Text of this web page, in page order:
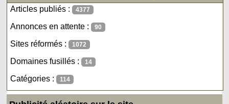
Articles publiés : 4377
Annonces en attente : 90
Sites réformés : 1072
Domaines fusillés : 14
Catégories : 114